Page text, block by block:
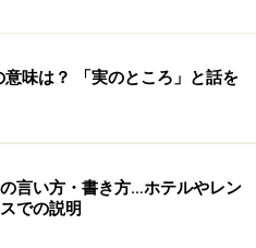
味は？ 「実のところ」と話を
言い方・書き方…ホテルやレン
での説明